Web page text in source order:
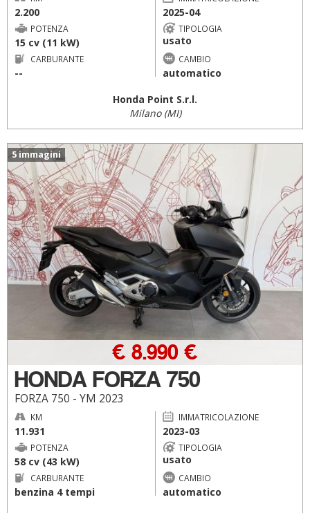
2.200 2025-04
POTENZA
15 cv (11 kW)
TIPOLOGIA
usato
CARBURANTE
--
CAMBIO
automatico
Honda Point S.r.l.
Milano (MI)
5 immagini
HONDA FORZA 750
FORZA 750 - YM 2023
€ 8.990 €
KM
11.931
IMMATRICOLAZIONE
2023-03
POTENZA
58 cv (43 kW)
TIPOLOGIA
usato
CARBURANTE
benzina 4 tempi
CAMBIO
automatico